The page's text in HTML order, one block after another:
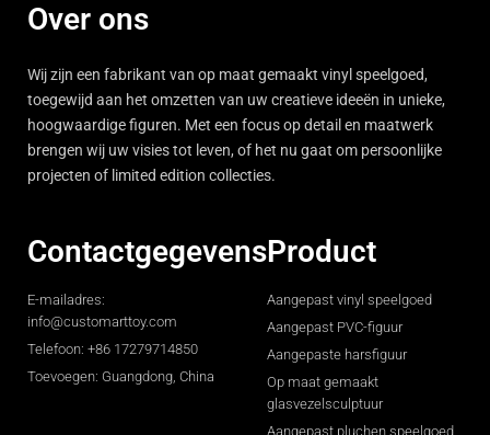
Over ons
Wij zijn een fabrikant van op maat gemaakt vinyl speelgoed,
toegewijd aan het omzetten van uw creatieve ideeën in unieke,
hoogwaardige figuren. Met een focus op detail en maatwerk
brengen wij uw visies tot leven, of het nu gaat om persoonlijke
projecten of limited edition collecties.
Contactgegevens
E-mailadres:
info@customarttoy.com
Telefoon: +86 17279714850
Toevoegen: Guangdong, China
Product
Aangepast vinyl speelgoed
Aangepast PVC-figuur
Aangepaste harsfiguur
Op maat gemaakt
glasvezelsculptuur
Aangepast pluchen speelgoed